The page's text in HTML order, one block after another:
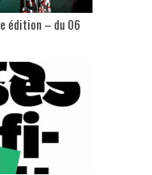
édition – du 06